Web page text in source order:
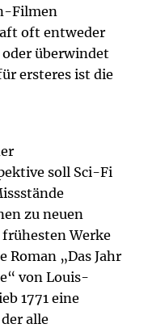
Filmen
oft entweder
überwindet
ersteres ist die
soll Sci-Fi
zu neuen
frühesten Werke
Roman „Das Jahr
von Louis-
1771 eine
alle